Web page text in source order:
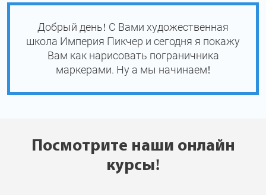
Добрый день! С Вами художественная
школа Империя Пикчер и сегодня я покажу
Вам как нарисовать пограничника
маркерами. Ну а мы начинаем!
Посмотрите наши онлайн
курсы!